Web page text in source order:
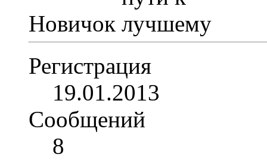
Новичок
Регистрация
19.01.2013
Сообщений
8